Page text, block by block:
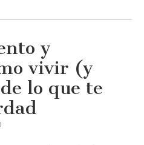
y
vivir (y
lo que te